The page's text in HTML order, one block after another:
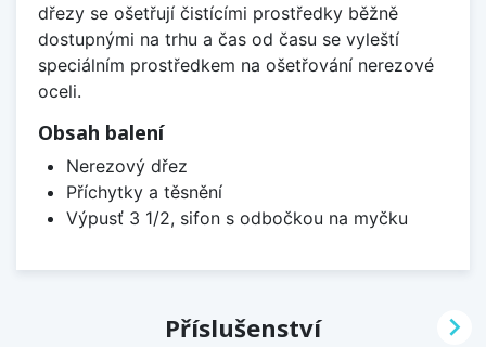
dřezy se ošetřují čistícími prostředky běžně
dostupnými na trhu a čas od času se vyleští
speciálním prostředkem na ošetřování nerezové
oceli.
Obsah balení
Nerezový dřez
Příchytky a těsnění
Výpusť 3 1/2, sifon s odbočkou na myčku
Příslušenství 